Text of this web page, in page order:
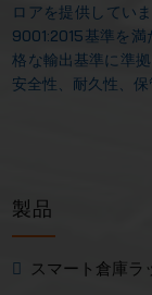
ロアを提供してい
9001:2015基準を
格な輸出基準に準
安全性、耐久性、保
製品
スマート倉庫ラ